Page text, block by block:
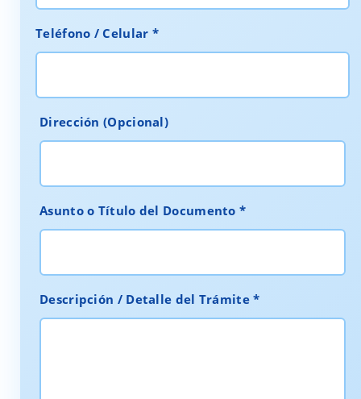
Teléfono / Celular *
Dirección (Opcional)
Asunto o Título del Documento *
Descripción / Detalle del Trámite *